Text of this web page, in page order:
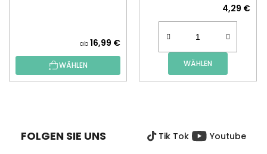
ab 16,99 €
WÄHLEN
4,29 €
WÄHLEN
FOLGEN SIE UNS Tik Tok Youtube